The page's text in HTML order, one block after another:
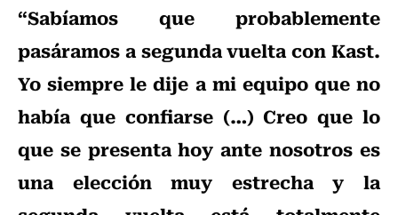
“Sabíamos que probablemente
pasáramos a segunda vuelta con Kast.
Yo siempre le dije a mi equipo que no
había que confiarse (…) Creo que lo
que se presenta hoy ante nosotros es
una elección muy estrecha y la